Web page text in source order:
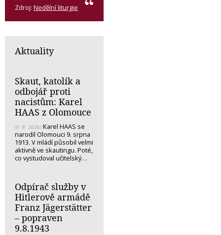
Zdroj: Nedělní liturgie
Aktuality
Skaut, katolík a
odbojář proti
nacistům: Karel
HAAS z Olomouce
(9. 8. 2026) Karel HAAS se
narodil Olomouci 9. srpna
1913. V mládí působil velmi
aktivně ve skautingu. Poté,
co vystudoval učitelský…
Odpírač služby v
Hitlerově armádě
Franz Jägerstätter
– popraven
9.8.1943